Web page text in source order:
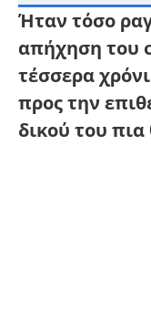
Ήταν τόσο
απήχηση του
τέσσερα
προς την
δικού του